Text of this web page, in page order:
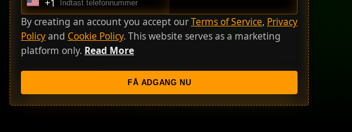
U
n
i
t
S
t
+1
By creating an account you accept ourTerms of Service, Privacy
Policyand Cookie Policy. This website serves as a marketing
platform only. Read More
FÅ ADGANG NU